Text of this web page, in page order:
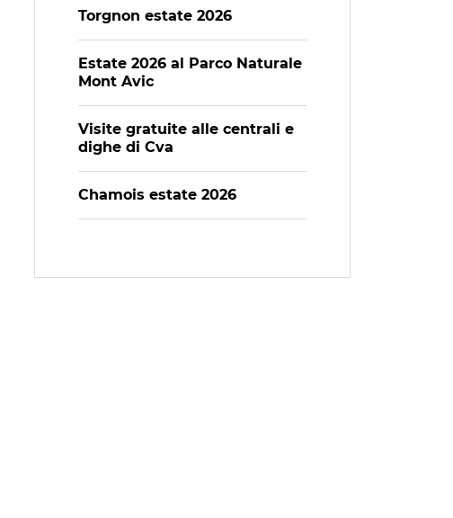
Torgnon estate 2026
Estate 2026 al Parco Naturale
Mont Avic
Visite gratuite alle centrali e
dighe di Cva
Chamois estate 2026